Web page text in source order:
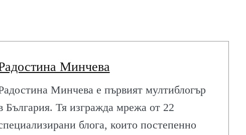
Минчева
Минчева е първият мултиблогър
България. Тя изгражда мрежа от 22
блога, които постепенно